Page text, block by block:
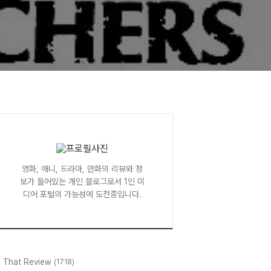
영화, 애니, 드라마, 만화의 리뷰와 정
보가 들어있는 개인 블로그로서 1인 미
디어 포털의 가능성에 도전중입니다.
That Review (1718)